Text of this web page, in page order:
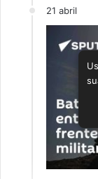
21 abril